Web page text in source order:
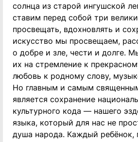
солнца из старой ингушской
ставим перед собой три
просвещать, вдохновлять и
искусство мы просвещаем,
о добре и зле, чести и долге.
их на стремление к
любовь к родному слову,
Но главным и самым
является сохранение
культурного кода — нашего
языка, который для нас не
душа народа. Каждый ребёнок,